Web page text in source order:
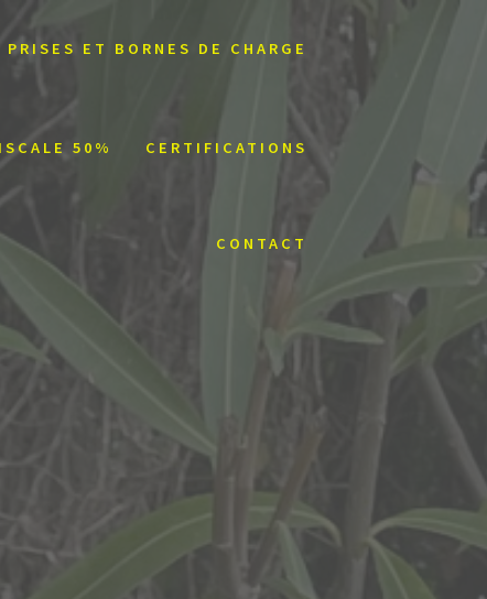
PRISES ET BORNES DE CHARGE
50% CERTIFICATIONS
CONTACT